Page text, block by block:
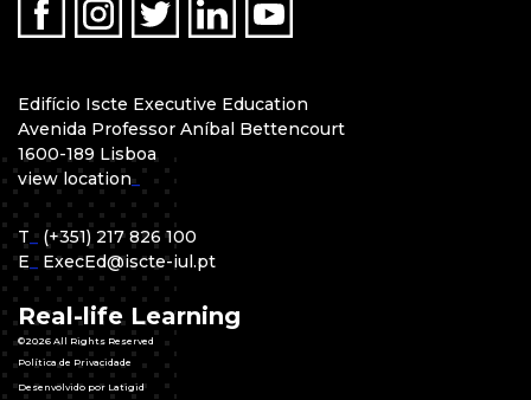
Edifício Iscte Executive Education
Avenida Professor Aníbal Bettencourt
1600-189 Lisboa
view location_
T _ (+351) 217 826 100
E _ ExecEd@iscte-iul.pt
Real-life Learning
©2026 All Rights Reserved
Política de Privacidade
Desenvolvido por Latigid